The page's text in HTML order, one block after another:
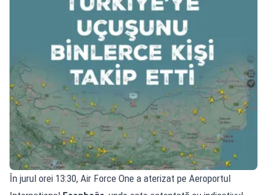
În jurul orei 13:30, Air Force One a aterizat pe Aeroportul